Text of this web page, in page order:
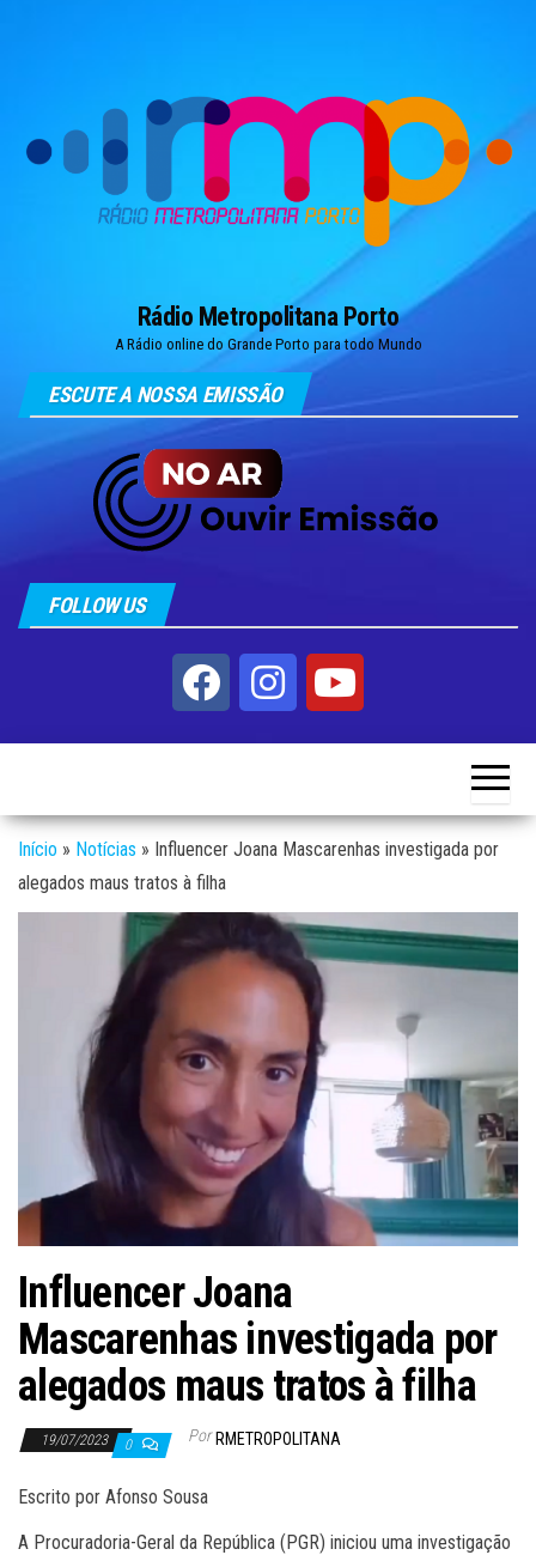
Rádio Metropolitana Porto
A Rádio online do Grande Porto para todo Mundo
ESCUTE A NOSSA EMISSÃO
FOLLOW US
Início » Notícias » Influencer Joana Mascarenhas investigada por
alegados maus tratos à filha
Influencer Joana
Mascarenhas investigada por
alegados maus tratos à filha
19/07/2023 0 Por RMETROPOLITANA
Escrito por Afonso Sousa
A Procuradoria-Geral da República (PGR) iniciou uma investigação